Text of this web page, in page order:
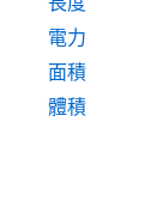
電力
面積
體積